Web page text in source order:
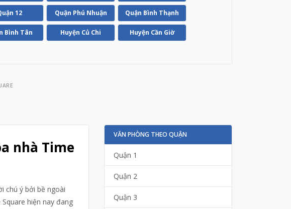
12 Quận Phú Nhuận Quận Bình Thạnh
Bình Tân Huyện Củ Chi Huyện Cần Giờ
nhà Time
chú ý bởi bề ngoài
hiện nay đang
VĂN PHÒNG THEO QUẬN
Quận 1
Quận 2
Quận 3